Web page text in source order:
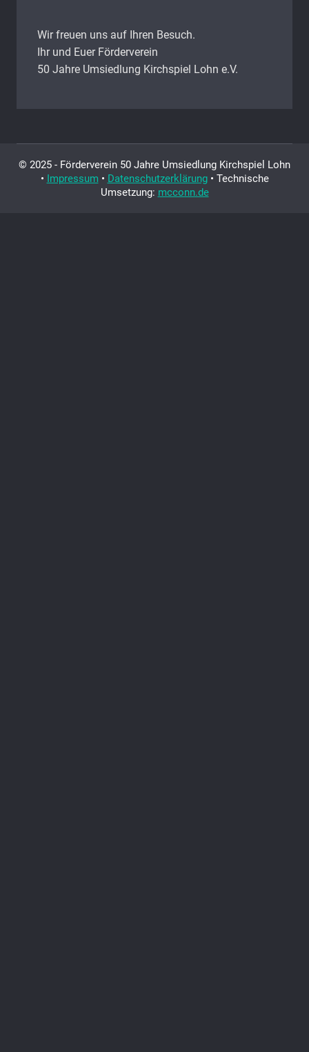
Wir freuen uns auf Ihren Besuch.
Ihr und Euer Förderverein
50 Jahre Umsiedlung Kirchspiel Lohn e.V.
© 2025 - Förderverein 50 Jahre Umsiedlung Kirchspiel Lohn
• Impressum • Datenschutzerklärung• Technische
Umsetzung: mcconn.de